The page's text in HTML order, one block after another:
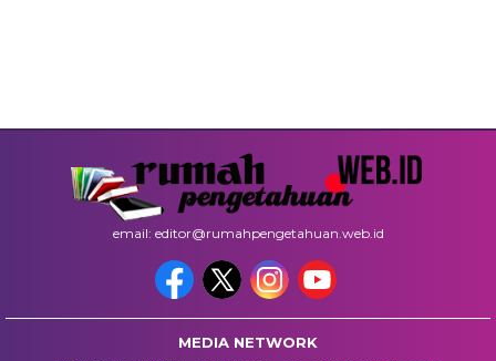
email: editor@rumahpengetahuan.web.id
MEDIA NETWORK